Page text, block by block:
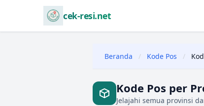
cek-resi.net
Beranda / Kode Pos /
Kode Pos per
Jelajahi semua provinsi